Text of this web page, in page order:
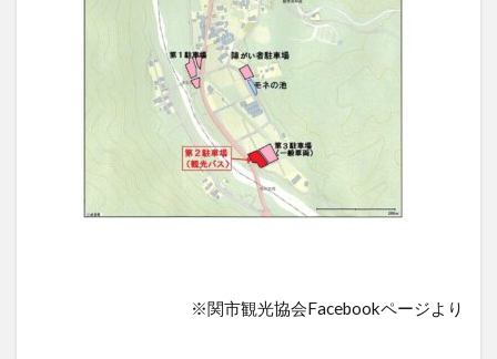
※関市観光協会Facebookページより